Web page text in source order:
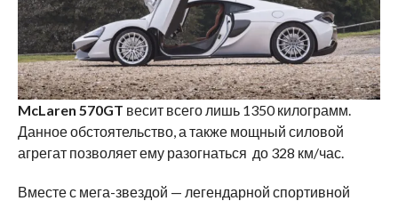
McLaren 570GT весит всего лишь 1350 килограмм.
Данное обстоятельство, а также мощный силовой
агрегат позволяет ему разогнаться до 328 км/час.
Вместе с мега-звездой — легендарной спортивной